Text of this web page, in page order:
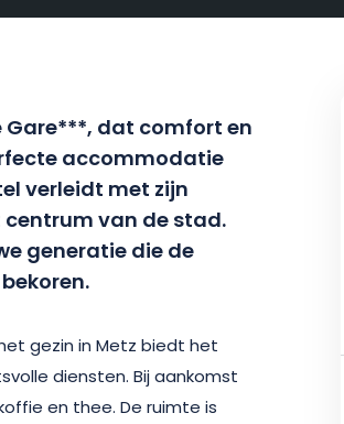
Gare***, dat comfort en
accommodatie
verleidt met zijn
van de stad.
generatie die de
gezin in Metz biedt het
diensten. Bij aankomst
en thee. De ruimte is